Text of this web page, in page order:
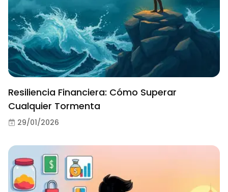
Resiliencia Financiera: Cómo Superar
Cualquier Tormenta
29/01/2026